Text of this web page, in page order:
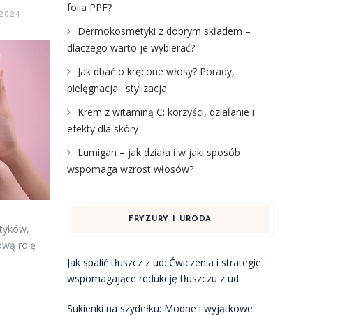
rolę
folia PPF?
Dermokosmetyki z dobrym składem –
dlaczego warto je wybierać?
Jak dbać o kręcone włosy? Porady,
pielęgnacja i stylizacja
Krem z witaminą C: korzyści, działanie i
efekty dla skóry
Lumigan – jak działa i w jaki sposób
wspomaga wzrost włosów?
FRYZURY I URODA
Jak spalić tłuszcz z ud: Ćwiczenia i strategie
wspomagające redukcję tłuszczu z ud
Sukienki na szydełku: Modne i wyjątkowe